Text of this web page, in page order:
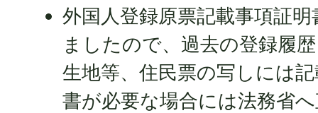
外国人登録原票記載事項証
ましたので、過去の登録履
生地等、住民票の写しには
書が必要な場合には法務省